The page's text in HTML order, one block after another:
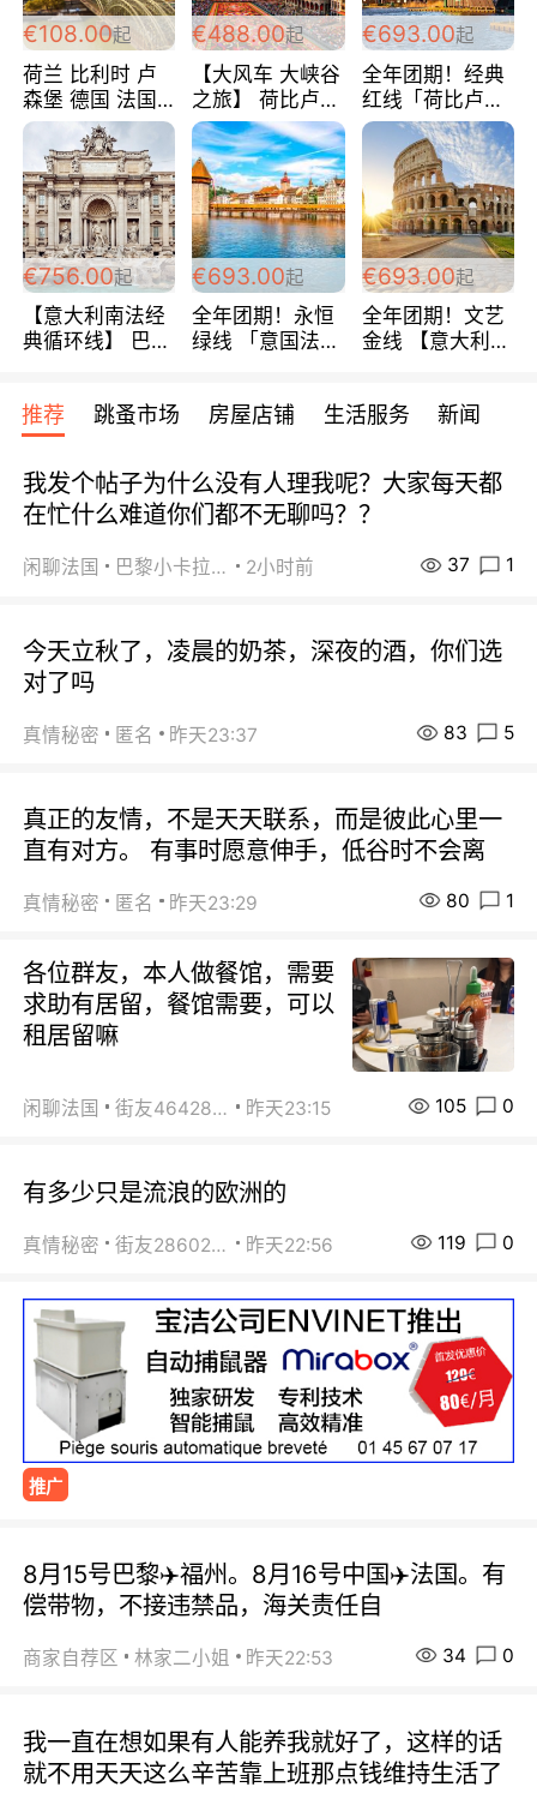
€108.00起
荷兰 比利时 卢
森堡 德国 法国
超爽玩遍西欧 循
环线 全程四星宾
馆 108欧/人/天
€488.00起
【大风车 大峡谷
之旅】 荷比卢德
法 巴黎上下 经
典五国四日游
488欧/人
€693.00起
全年团期！经典
红线「荷比卢德
法」七天循环 五
国 仅售99欧/人/
天！巴黎上下！
包拼房~
€756.00起
【意大利南法经
典循环线】 巴黎
宾馆 108欧/天起
全程756欧/位
€693.00起
全年团期！永恒
绿线 「意国法
欧/天起 ~包拼房
€693.00起
全年团期！文艺
金线 【意大利一
每周铁发！
推荐 跳蚤市场 房屋店铺 生活服务 新闻
我发个帖子为什么没有人理我呢？大家每天都
在忙什么难道你们都不无聊吗？？
闲聊法国 巴黎小卡拉咪 2小时前 37 1
今天立秋了，凌晨的奶茶，深夜的酒，你们选
对了吗
真情秘密 匿名 昨天23:37 83 5
真正的友情，不是天天联系，而是彼此心里一
直有对方。 有事时愿意伸手，低谷时不会离
真情秘密 匿名 昨天23:29 80 1
各位群友，本人做餐馆，需要
求助有居留，餐馆需要，可以
租居留嘛
闲聊法国 街友46428878 昨天23:15 105 0
有多少只是流浪的欧洲的
真情秘密 街友28602925 昨天22:56 119 0
推广
8月15号巴黎✈️福州。8月16号中国✈️法国。有
偿带物，不接违禁品，海关责任自
商家自荐区 林家二小姐 昨天22:53 34 0
我一直在想如果有人能养我就好了，这样的话
就不用天天这么辛苦靠上班那点钱维持生活了